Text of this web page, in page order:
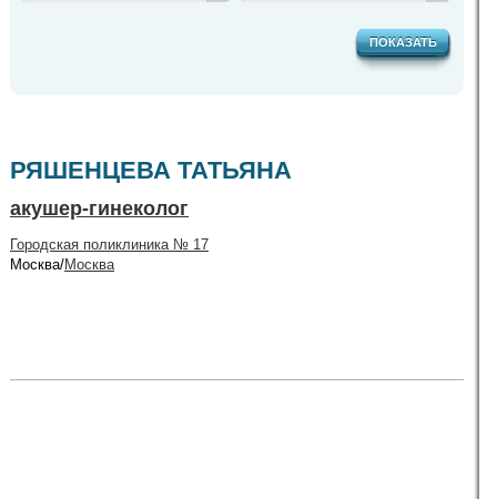
ПОКАЗАТЬ
РЯШЕНЦЕВА ТАТЬЯНА
акушер-гинеколог
Городская поликлиника № 17
Москва/Москва